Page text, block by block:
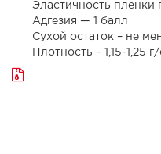
Эластичность пленки
Адгезия — 1 балл
Сухой остаток – не
Плотность – 1,15-1,25